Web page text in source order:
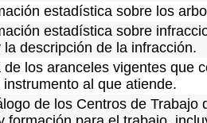
estadística sobre los
estadística sobre
la descripción de la infracción.
los aranceles vigentes que
al que atiende.
de los Centros de